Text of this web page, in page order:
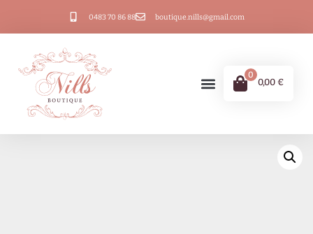
0483 70 86 88 boutique.nills@gmail.com
0
0,00 €